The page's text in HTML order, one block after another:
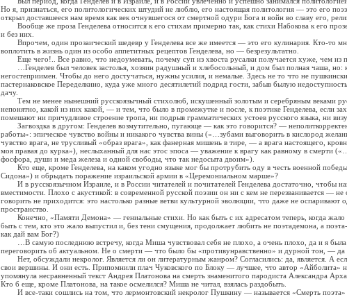
Но я, признаться, его политологических штудий не люблю, его настоящая политология — это его
открыл доставшееся нам время как век очнувшегося от смертной одури Бога и войн во славу его,
Вообще же проза Генделева относится к его стихам примерно так, как стихи Набокова к его
и без них.
Впрочем, один прозаический шедевр у Генделева все же имеется — это его кулинария. Кто-то
воплотить в жизнь один из особо аппетитных рецептов Генделева, но — безрезультатно.
Еще чего!.. Все равно, что недоумевать, почему суп из хвоста русалки получается хуже, чем из
…Генделев был человек застолья, хозяин радушный и хлебосольный, и дом был полная чаша, но:
негостеприимен. Чтобы до него достучаться, нужны усилия, и немалые. Здесь не то что не
пастернаковское Переделкино, куда уже много десятилетий подряд гости, забыв былую
дачу.
Тем не менее нынешний русскоязычный стихолюб, искушенный золотым и серебряным веками
непонятно, какой из них какой, — и тем, что было в промежутке и после, к поэтике Генделева, если
помешают ни причудливое строение тропа, ни подрыв грамматических устоев русского языка, ни
Загвоздка в другом: Генделев возмутительно, пугающе — как это говорится? —
работы»: эпическое чувство войны и никакого чувства вины («…зубами выговорить в кислород
чувство врага, не трусливый «образ врага», как фанерная мишень в тире, — а врага настоящего,
моя правая до курка»), неслыханный для нас этос эпоса — уважение к врагу как равному в смерти
фосфора, души и меда железа и одной свободы, что так недосыта двоим»).
Кто еще, кроме Генделева, на каком угодно языке мог бы протрубить оду в честь военной
Сидона») и обрыдать поражение израильской армии в «Церемониальном марше»?
И в русскоязычном Израиле, и в России читателей и почитателей Генделева достаточно, чтобы
вместимости. Плохо с акустикой: в современной русской поэзии он ни с кем не перезванивается —
говорить не приходится: это настолько разные ветви культурной эволюции, что даже не оспаривают
пространство.
Конечно, «Памяти Демона» — гениальные стихи. Но как быть с их адресатом теперь, когда жало
быть с тем, кто это жало выпустил и, без тени смущения, продолжает любить не поэтадемона, а
как дай вам Бог?)
…В самую последнюю встречу, когда Миша чувствовал себя не плохо, а очень плохо, да и я была
переговорить об актуальном. Не о смерти — что было бы «противунравственно» и дурной тон, — да
Нет, обсуждали некролог. Является ли он литературным жанром? Согласились: да, является. А
свои вершины. И они есть. Припомнили плач Чуковского по Блоку — лучшее, что автор «Айболита»
упомянула несравненный текст Андрея Платонова на смерть знаменитого пародиста Александра
Кто б еще, кроме Платонова, на такое осмелился? Миша не читал, взялась раздобыть.
И все-таки сошлись на том, что лермонтовский некролог Пушкину — называется «Смерть